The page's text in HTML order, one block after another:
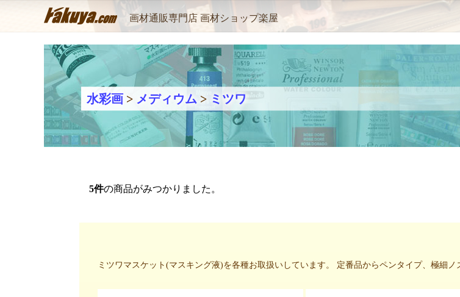
画材通販専門店 画材ショップ楽屋
水彩画 > メディウム > ミツワ
5件の商品がみつかりました。
ミツワマスケット(マスキング液)を各種お取扱いしています。 定番品からペンタイプ、極細